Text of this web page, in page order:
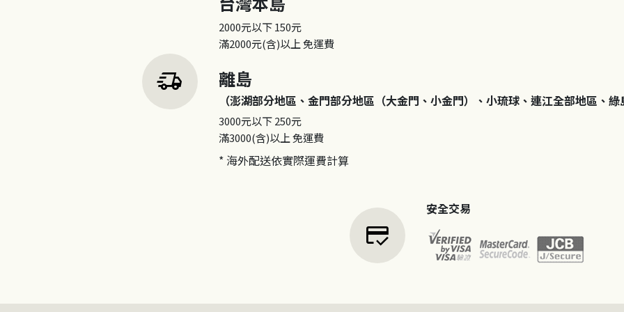
delivery_truck_speed
2000元以下150元
滿2000元(含)以上免運費
離島
（澎湖部分地區、金門部分地區（大金門、小金門）、小琉球、連江全部地區、綠
3000元以下250元
滿3000(含)以上免運費
* 海外配送依實際運費計算
credit_score
安全交易